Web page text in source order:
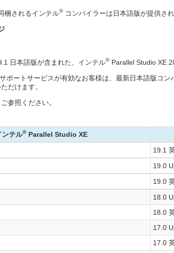
梱されるインテル® コンパイラーは日本語版が提供さ
日本語版が含まれた、インテル® Parallel Studio XE
ポートサービスが有効なお客様は、最新日本語版コ
だけます。
参照ください。
ンテル® Parallel Studio XE
19.1
19.0
19.0
18.0
18.0
17.0
17.0